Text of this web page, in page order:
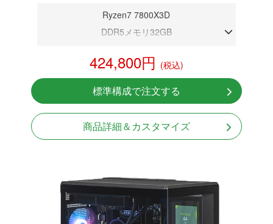
Ryzen7 7800X3D
DDR5メモリ32GB
NVMeSSD 1TB
無線LAN Bluetooth対応
Windows11 Home 64bit
LCDスクリーン搭載
424,800円 (税込)
標準構成で注文する
商品詳細＆カスタマイズ